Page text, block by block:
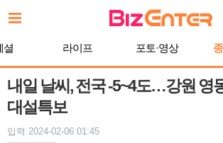
문
로셜 라이프 포토·영상
내일 날씨, 전국 -5~4도…강원 영
대설특보
입력 2024-02-06 01:45